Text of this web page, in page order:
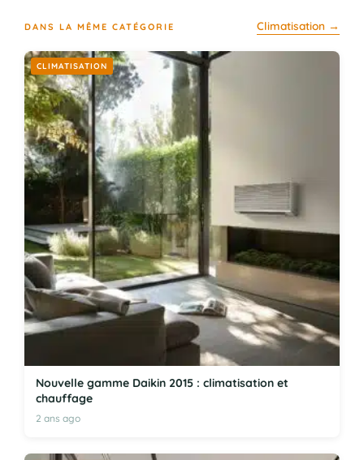
DANS LA MÊME CATÉGORIE Climatisation →
CLIMATISATION
Nouvelle gamme Daikin 2015 : climatisation et
chauffage
2 ans ago